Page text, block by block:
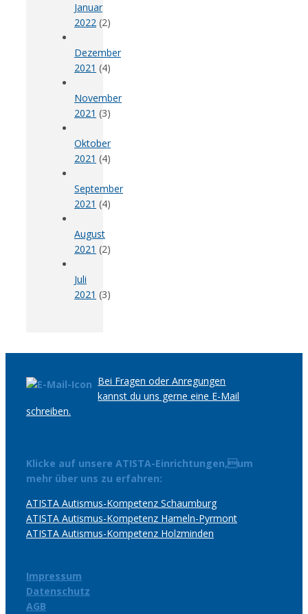
Januar
2022 (2)
Dezember
2021 (4)
November
2021 (3)
Oktober
2021 (4)
September
2021 (4)
August
2021 (2)
Juli
2021 (3)
Bei Fragen oder Anregungen
kannst du uns gerne eine E-Mail
schreiben.
Klicke auf unsere ATISTA-Einrichtungen,um
mehr über uns zu erfahren:
ATISTA Autismus-Kompetenz Schaumburg
ATISTA Autismus-Kompetenz Hameln-Pyrmont
ATISTA Autismus-Kompetenz Holzminden
Impressum
Datenschutz
AGB